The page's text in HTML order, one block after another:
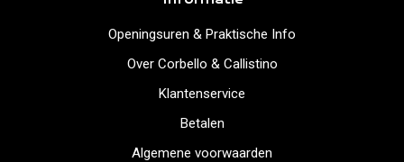
Openingsuren & Praktische Info
Over Corbello & Callistino
Klantenservice
Betalen
Algemene voorwaarden